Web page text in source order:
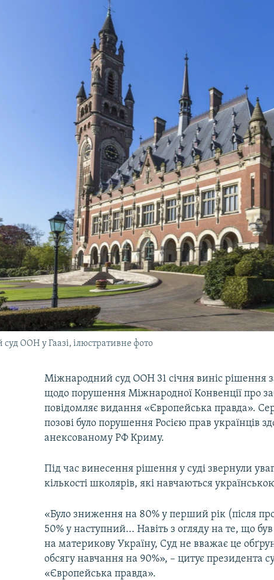
ООН у Гаазі, ілюстративне фото
Міжнародний суд ООН 31 січня виніс рішення
щодо порушення Міжнародної Конвенції про
повідомляє видання «Європейська правда».
позові було порушення Росією прав українців
анексованому РФ Криму.
Під час винесення рішення у суді звернули
кількості школярів, які навчаються
«Було зниження на 80% у перший рік (після
50% у наступний... Навіть з огляду на те, що
на материкову Україну, Суд не вважає це
обсягу навчання на 90%», – цитує
«Європейська правда».